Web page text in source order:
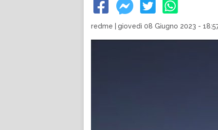
redme giovedì 08 Giugno 2023 -